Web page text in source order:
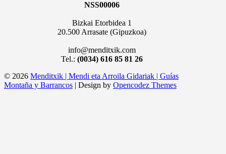
NSS00006
Bizkai Etorbidea 1
20.500 Arrasate (Gipuzkoa)
info@menditxik.com
Tel.:(0034) 616 85 81 26
© 2026 Menditxik | Mendi eta Arroila Gidariak | Guías
Montaña y Barrancos | Design by Opencodez Themes